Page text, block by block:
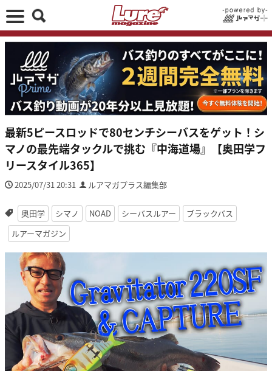
最新5ピースロッドで80センチシーバスをゲット！シ
マノの最先端タックルで挑む『中海道場』【奥田学フ
リースタイル365】
2025/07/31 20:31 ルアマガプラス編集部
奥田学 シマノ NOAD シーバスルアー
ブラックバス
ルアーマガジン